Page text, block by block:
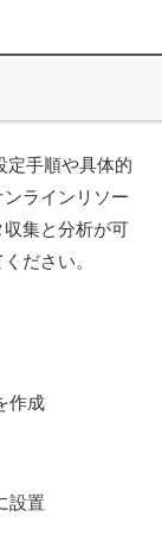
定手順や具体的
ラインリソー
集と分析が可
ださい。
作成
設置